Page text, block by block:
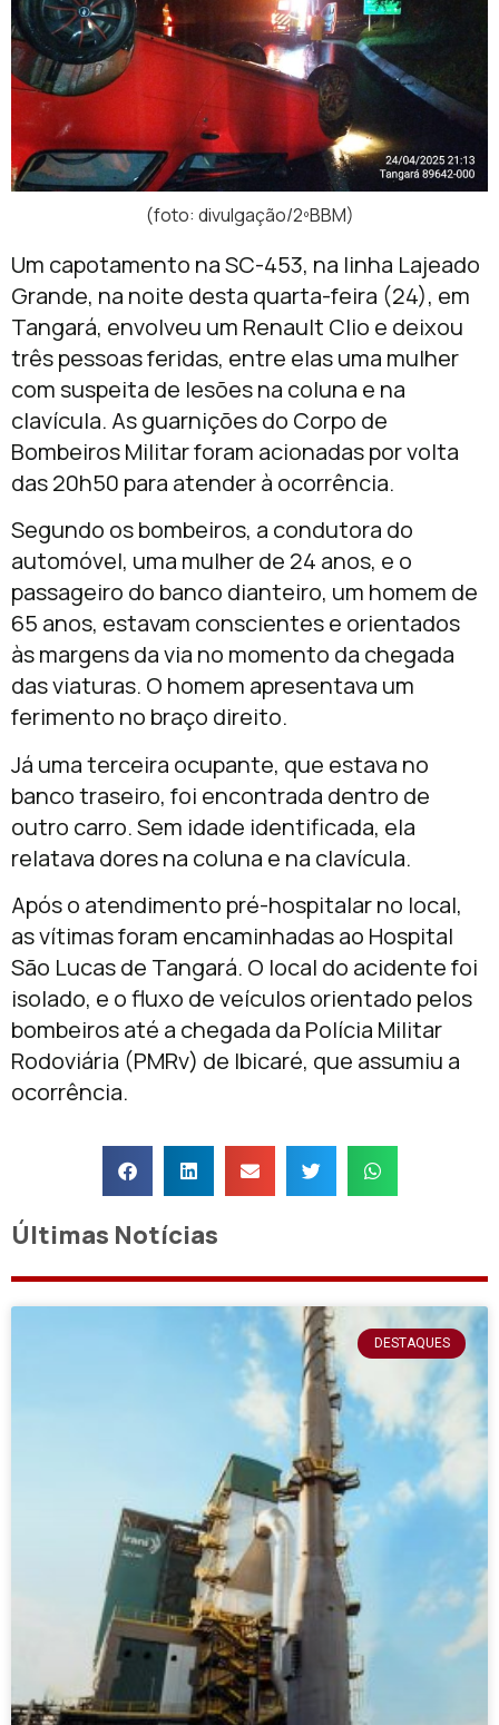
(foto: divulgação/2ºBBM)
Um capotamento na SC-453, na linha Lajeado
Grande, na noite desta quarta-feira (24), em
Tangará, envolveu um Renault Clio e deixou
três pessoas feridas, entre elas uma mulher
com suspeita de lesões na coluna e na
clavícula. As guarnições do Corpo de
Bombeiros Militar foram acionadas por volta
das 20h50 para atender à ocorrência.
Segundo os bombeiros, a condutora do
automóvel, uma mulher de 24 anos, e o
passageiro do banco dianteiro, um homem de
65 anos, estavam conscientes e orientados
às margens da via no momento da chegada
das viaturas. O homem apresentava um
ferimento no braço direito.
Já uma terceira ocupante, que estava no
banco traseiro, foi encontrada dentro de
outro carro. Sem idade identificada, ela
relatava dores na coluna e na clavícula.
Após o atendimento pré-hospitalar no local,
as vítimas foram encaminhadas ao Hospital
São Lucas de Tangará. O local do acidente foi
isolado, e o fluxo de veículos orientado pelos
bombeiros até a chegada da Polícia Militar
Rodoviária (PMRv) de Ibicaré, que assumiu a
ocorrência.
Últimas Notícias
DESTAQUES